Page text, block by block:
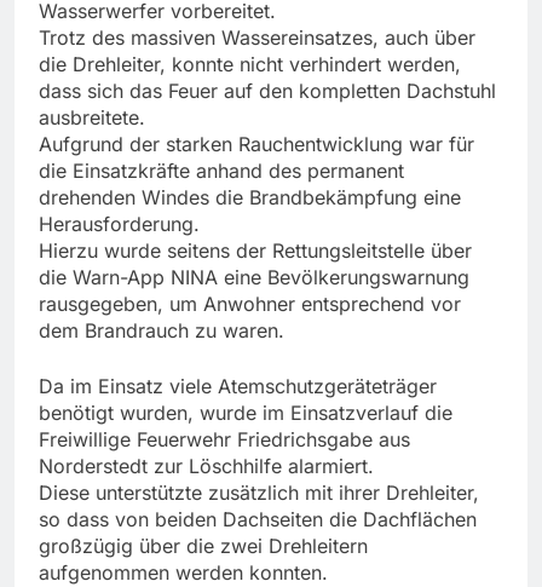
Wasserwerfer vorbereitet.
Trotz des massiven Wassereinsatzes, auch über
die Drehleiter, konnte nicht verhindert werden,
dass sich das Feuer auf den kompletten Dachstuhl
ausbreitete.
Aufgrund der starken Rauchentwicklung war für
die Einsatzkräfte anhand des permanent
drehenden Windes die Brandbekämpfung eine
Herausforderung.
Hierzu wurde seitens der Rettungsleitstelle über
die Warn-App NINA eine Bevölkerungswarnung
rausgegeben, um Anwohner entsprechend vor
dem Brandrauch zu waren.
Da im Einsatz viele Atemschutzgeräteträger
benötigt wurden, wurde im Einsatzverlauf die
Freiwillige Feuerwehr Friedrichsgabe aus
Norderstedt zur Löschhilfe alarmiert.
Diese unterstützte zusätzlich mit ihrer Drehleiter,
so dass von beiden Dachseiten die Dachflächen
großzügig über die zwei Drehleitern
aufgenommen werden konnten.